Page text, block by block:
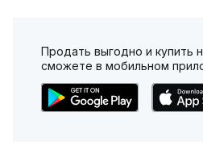
Продать выгодно и купить
сможете в мобильном